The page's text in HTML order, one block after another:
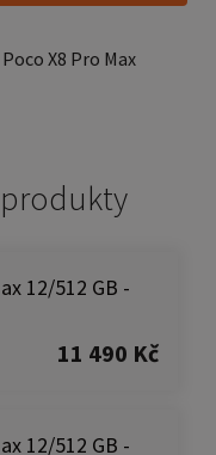
Poco X8 Pro Max
12/512 GB -
11 490 Kč
12/512 GB -